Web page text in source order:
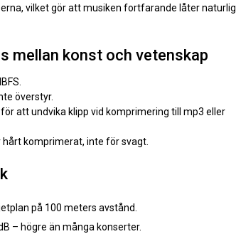
vilket gör att musiken fortfarande låter naturlig
mellan konst och vetenskap
överstyr.
att undvika klipp vid komprimering till mp3 eller
hårt komprimerat, inte för svagt.
på 100 meters avstånd.
– högre än många konserter.